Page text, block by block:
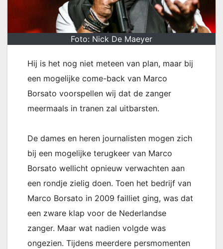
Foto: Nick De Maeyer
Hij is het nog niet meteen van plan, maar bij
een mogelijke come-back van Marco
Borsato voorspellen wij dat de zanger
meermaals in tranen zal uitbarsten.
De dames en heren journalisten mogen zich
bij een mogelijke terugkeer van Marco
Borsato wellicht opnieuw verwachten aan
een rondje zielig doen. Toen het bedrijf van
Marco Borsato in 2009 failliet ging, was dat
een zware klap voor de Nederlandse
zanger. Maar wat nadien volgde was
ongezien. Tijdens meerdere persmomenten